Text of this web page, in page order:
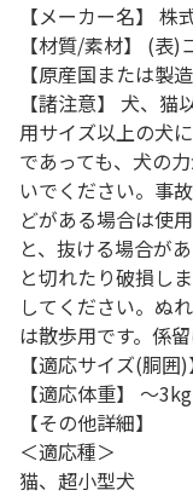
【メーカー名】 株
【材質/素材】 (表
【原産国または製
【諸注意】 犬、
用サイズ以上の犬
であっても、犬の
いでください。事
どがある場合は使
と、抜ける場合が
と切れたり破損し
してください。ぬ
は散歩用です。係
【適応サイズ(胴
【適応体重】 ～3kg
【その他詳細】
＜適応種＞
猫、超小型犬